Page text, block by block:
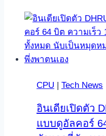
CPU | Tech News
อินเดียเปิดตัว
แบบดูอัลคอร์